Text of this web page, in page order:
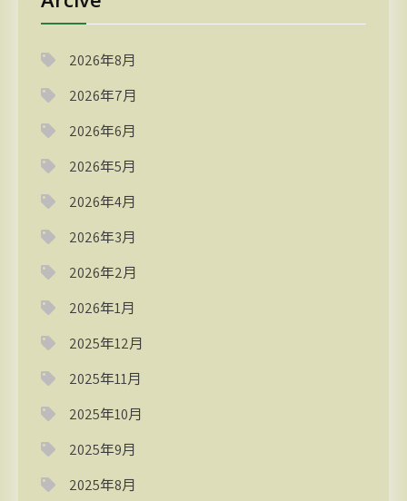
2026年8月
2026年7月
2026年6月
2026年5月
2026年4月
2026年3月
2026年2月
2026年1月
2025年12月
2025年11月
2025年10月
2025年9月
2025年8月